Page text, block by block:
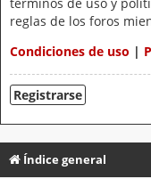
reglas de los foros
Condiciones de uso |
Registrarse
Índice general